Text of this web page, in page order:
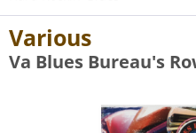
Various
Va Blues Bureau's